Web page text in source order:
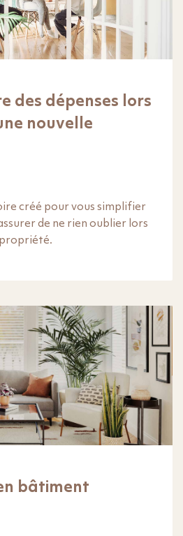
des dépenses lors
nouvelle
créé pour vous simplifier
de ne rien oublier lors
bâtiment